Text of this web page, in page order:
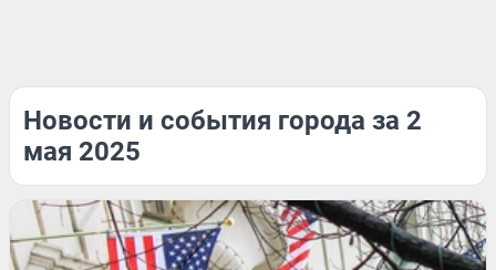
Новости и события города за 2
мая 2025